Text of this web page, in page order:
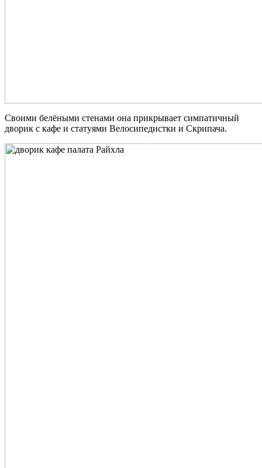
Своими белёными стенами она прикрывает симпатичный
дворик с кафе и статуями Велосипедистки и Скрипача.